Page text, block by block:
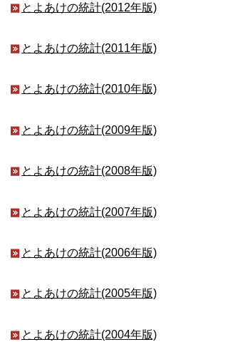
とよあけの統計(2012年版)
とよあけの統計(2011年版)
とよあけの統計(2010年版)
とよあけの統計(2009年版)
とよあけの統計(2008年版)
とよあけの統計(2007年版)
とよあけの統計(2006年版)
とよあけの統計(2005年版)
とよあけの統計(2004年版)